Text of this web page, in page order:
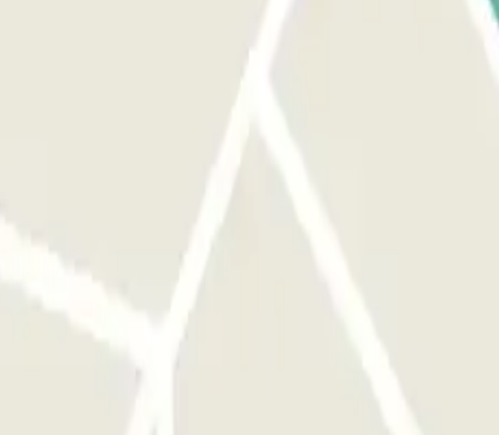
utiliza la tarjeta/mando que te dio el personal. SI TU